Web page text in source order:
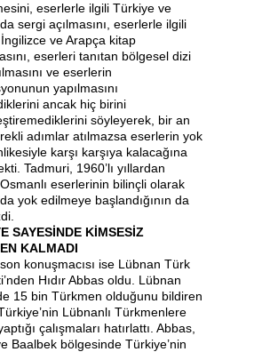
eserlerle ilgili Türkiye ve
sergi açılmasını, eserlerle ilgili
ve Arapça kitap
eserleri tanıtan bölgesel dizi
ve eserlerin
yapılmasını
ancak hiç birini
söyleyerek, bir an
adımlar atılmazsa eserlerin yok
karşı karşıya kalacağına
Tadmuri, 1960’lı yıllardan
eserlerinin bilinçli olarak
yok edilmeye başlandığının da
SAYESİNDE KİMSESİZ
KALMADI
konuşmacısı ise Lübnan Türk
Hıdır Abbas oldu. Lübnan
15 bin Türkmen olduğunu bildiren
Lübnanlı Türkmenlere
çalışmaları hatırlattı. Abbas,
Baalbek bölgesinde Türkiye’nin